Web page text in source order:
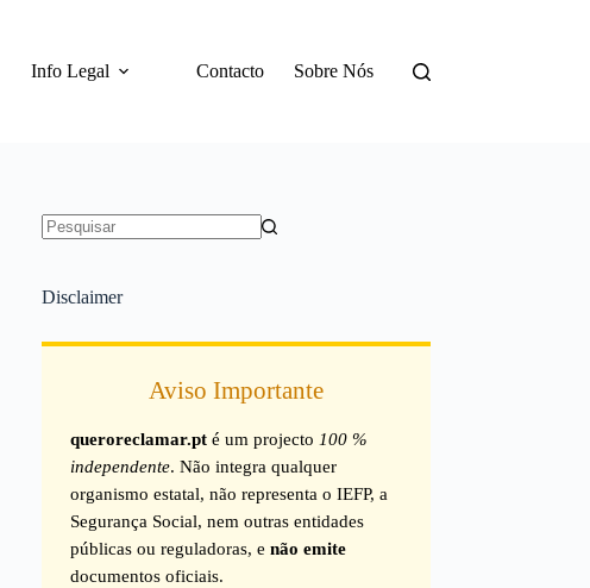
Info Legal Contacto Sobre Nós
Disclaimer
Aviso Importante
queroreclamar.pt é um projecto100 %
independente. Não integra qualquer
organismo estatal, não representa o IEFP, a
Segurança Social, nem outras entidades
públicas ou reguladoras, enão emite
documentos oficiais.